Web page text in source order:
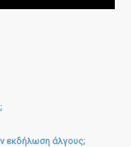
εκδήλωση άλγους;